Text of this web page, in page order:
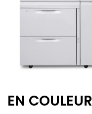
EN COULEUR